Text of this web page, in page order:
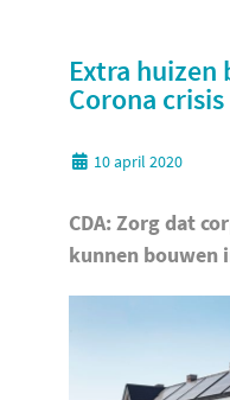
Extra
Corona crisis
10 april 2020
CDA: Zorg dat
kunnen bouwen